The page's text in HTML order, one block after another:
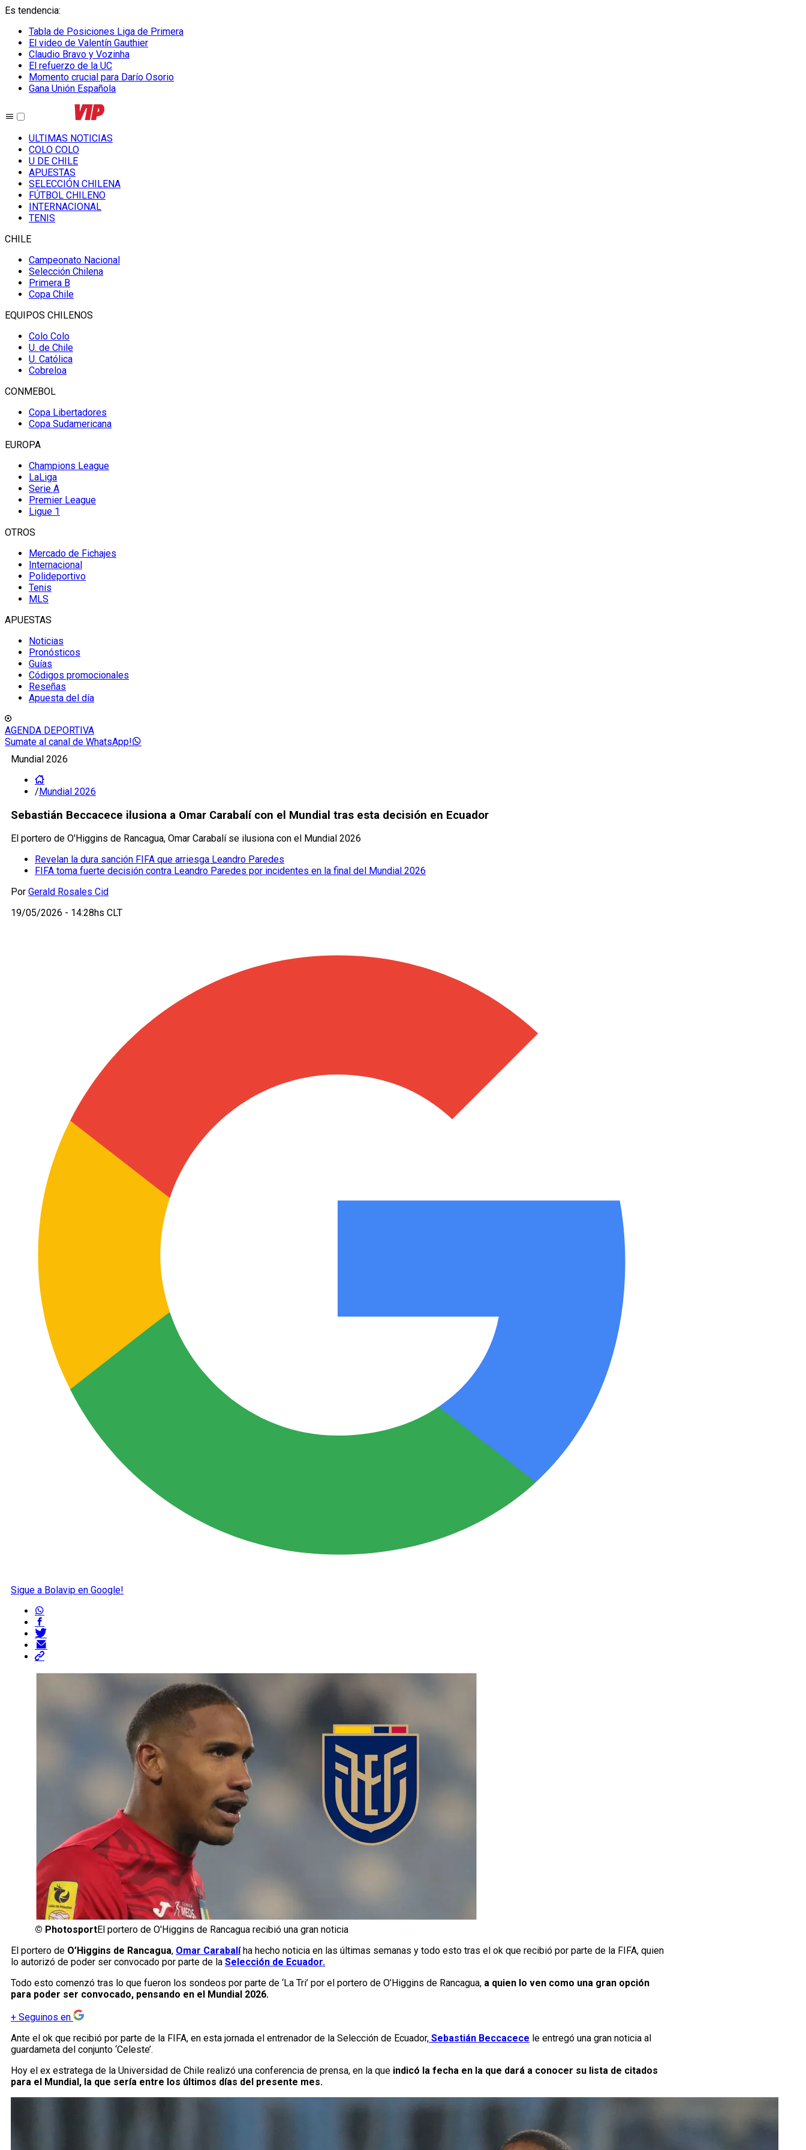
Es tendencia:
Tabla de Posiciones Liga de Primera
El video de Valentín Gauthier
Claudio Bravo y Vozinha
El refuerzo de la UC
Momento crucial para Darío Osorio
Gana Unión Española
ULTIMAS NOTICIAS
COLO COLO
U DE CHILE
APUESTAS
SELECCIÓN CHILENA
FÚTBOL CHILENO
INTERNACIONAL
TENIS
CHILE
Campeonato Nacional
Selección Chilena
Primera B
Copa Chile
EQUIPOS CHILENOS
Colo Colo
U. de Chile
U. Católica
Cobreloa
CONMEBOL
Copa Libertadores
Copa Sudamericana
EUROPA
Champions League
LaLiga
Serie A
Premier League
Ligue 1
OTROS
Mercado de Fichajes
Internacional
Polideportivo
Tenis
MLS
APUESTAS
Noticias
Pronósticos
Guías
Códigos promocionales
Reseñas
Apuesta del día
AGENDA DEPORTIVA
Sumate al canal de WhatsApp!
Mundial 2026
/Mundial 2026
Sebastián Beccacece ilusiona a Omar Carabalí con el Mundial tras esta decisión en Ecuador
El portero de O'Higgins de Rancagua, Omar Carabalí se ilusiona con el Mundial 2026
Revelan la dura sanción FIFA que arriesga Leandro Paredes
FIFA toma fuerte decisión contra Leandro Paredes por incidentes en la final del Mundial 2026
Por Gerald Rosales Cid
19/05/2026 - 14:28hs CLT
Sigue a Bolavip en Google!
© PhotosportEl portero de O'Higgins de Rancagua recibió una gran noticia
El portero de O’Higgins de Rancagua, Omar Carabalíha hecho noticia en las últimas semanas y todo esto tras el ok que recibió por parte de la FIFA, quien
lo autorizó de poder ser convocado por parte de la Selección de Ecuador.
Todo esto comenzó tras lo que fueron los sondeos por parte de ‘La Tri’ por el portero de O’Higgins de Rancagua, a quien lo ven como una gran opción
para poder ser convocado, pensando en el Mundial 2026.
+ Seguinos en
Ante el ok que recibió por parte de la FIFA, en esta jornada el entrenador de la Selección de Ecuador, Sebastián Beccacece le entregó una gran noticia al
guardameta del conjunto ‘Celeste’.
Hoy el ex estratega de la Universidad de Chile realizó una conferencia de prensa, en la que indicó la fecha en la que dará a conocer su lista de citados
para el Mundial, la que sería entre los últimos días del presente mes.